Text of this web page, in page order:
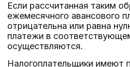
Если рассчитанная таким
ежемесячного авансового
отрицательна или равна
платежи в
осуществляются.
Налогоплательщики имеют